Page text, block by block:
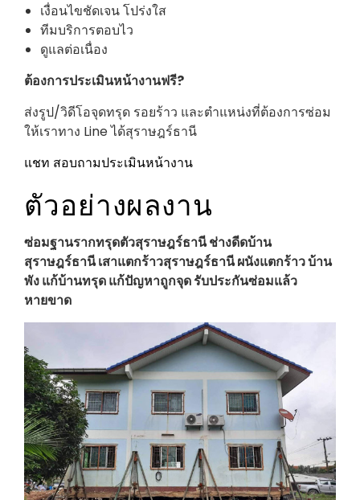
เงื่อนไขชัดเจน โปร่งใส
ทีมบริการตอบไว
ดูแลต่อเนื่อง
ต้องการประเมินหน้างานฟรี?
ส่งรูป/วิดีโอจุดทรุด รอยร้าว และตำแหน่งที่ต้องการซ่อม
ให้เราทาง Line ได้สุราษฎร์ธานี
แชท สอบถามประเมินหน้างาน
ตัวอย่างผลงาน
ซ่อมฐานรากทรุดตัวสุราษฎร์ธานี ช่างดีดบ้าน
สุราษฎร์ธานีเสาแตกร้าวสุราษฎร์ธานีผนังแตกร้าว บ้าน
พัง แก้บ้านทรุด แก้ปัญหาถูกจุด รับประกันซ่อมแล้ว
หายขาด